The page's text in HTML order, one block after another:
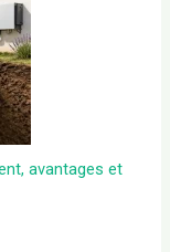
avantages et